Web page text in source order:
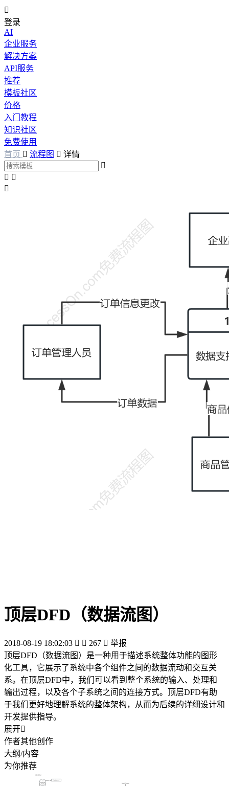

登录
AI
企业服务
解决方案
API服务
推荐
模板社区
价格
入门教程
知识社区
免费使用
首页  流程图  详情

 

顶层DFD（数据流图）
2018-08-19 18:02:03   267  举报
顶层DFD（数据流图）是一种用于描述系统整体功能的图形
化工具，它展示了系统中各个组件之间的数据流动和交互关
系。在顶层DFD中，我们可以看到整个系统的输入、处理和
输出过程，以及各个子系统之间的连接方式。顶层DFD有助
于我们更好地理解系统的整体架构，从而为后续的详细设计和
开发提供指导。
展开
作者其他创作
大纲/内容
为你推荐